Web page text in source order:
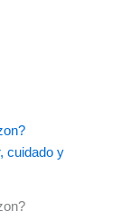
cuidado y